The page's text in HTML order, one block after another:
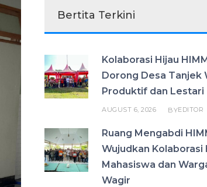
Bertita Terkini
Kolaborasi Hijau
Dorong Desa Tanjek
Produktif dan Lestari
AUGUST 6, 2026 BYEDITOR
Ruang Mengabdi
Wujudkan Kolaborasi
Mahasiswa dan
Wagir